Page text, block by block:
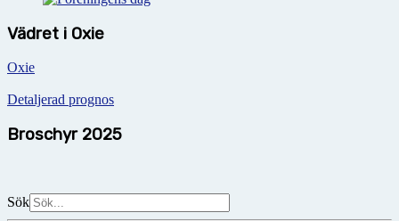
Vädret i Oxie
Oxie
Detaljerad prognos
Broschyr 2025
Sök